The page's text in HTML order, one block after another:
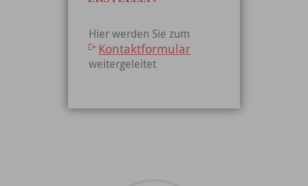
Hier werden Sie zum
Kontaktformular
weitergeleitet